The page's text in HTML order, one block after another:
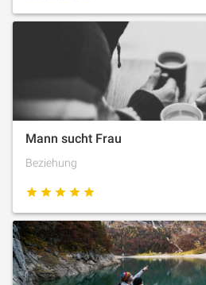
Mann sucht Frau
Beziehung